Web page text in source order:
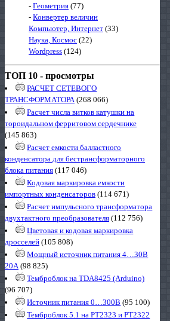
- Геометрия (77)
- Конвертер величин
Компьютер, Интернет (33)
Наука, Космос (22)
Wordpress (124)
ТОП 10 - просмотры
РАСЧЕТ СЕТЕВОГО
ТРАНСФОРМАТОРА(268 066)
Расчет числа витков катушки на
тороидальном ферритовом сердечнике
(145 863)
Расчет емкости балластного
конденсатора для бестрансформаторного
блока питания (117 046)
Кодовая маркировка емкости
импортных конденсаторов (114 671)
Расчет импульсного трансформатора
двухтактного преобразователя (112 756)
Цветовая и кодовая маркировка
дросселей (105 808)
Мощный источник питания 4…30В
20А(98 825)
Темброблок на TDA8425 (Arduino)
(96 707)
Источник питания 0…300В (95 100)
Темброблок 5.1 на PT2323 и PT2322